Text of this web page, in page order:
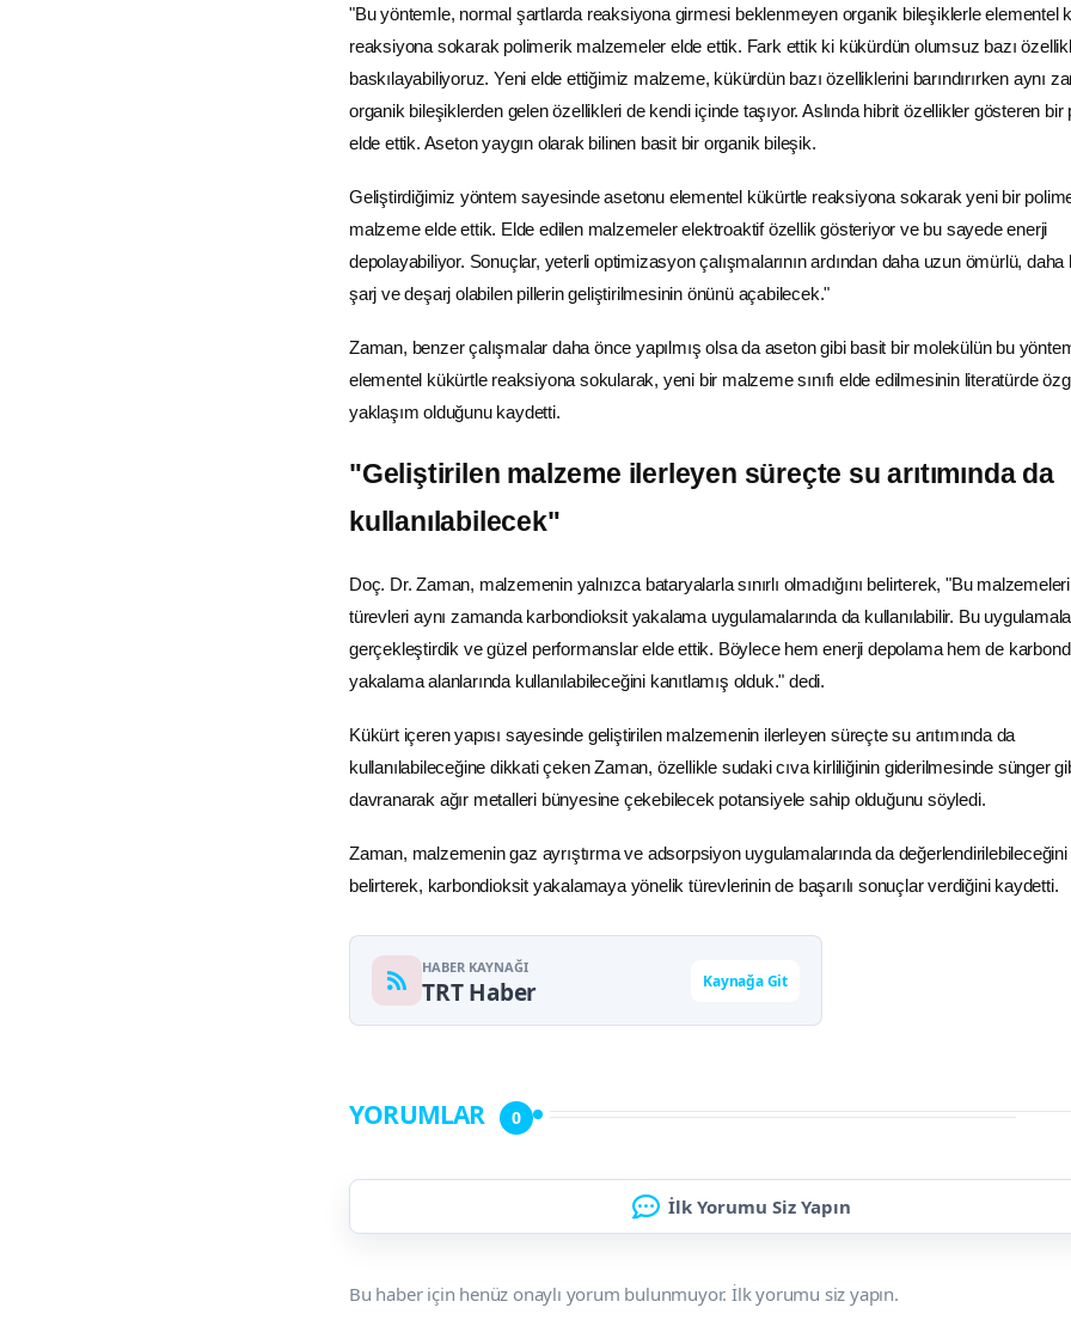
"Bu yöntemle, normal şartlarda reaksiyona girmesi beklenmeyen organik bileşiklerle elementel
reaksiyona sokarak polimerik malzemeler elde ettik. Fark ettik ki kükürdün olumsuz bazı
baskılayabiliyoruz. Yeni elde ettiğimiz malzeme, kükürdün bazı özelliklerini barındırırken aynı
organik bileşiklerden gelen özellikleri de kendi içinde taşıyor. Aslında hibrit özellikler gösteren bir
elde ettik. Aseton yaygın olarak bilinen basit bir organik bileşik.
Geliştirdiğimiz yöntem sayesinde asetonu elementel kükürtle reaksiyona sokarak yeni bir
malzeme elde ettik. Elde edilen malzemeler elektroaktif özellik gösteriyor ve bu sayede enerji
depolayabiliyor. Sonuçlar, yeterli optimizasyon çalışmalarının ardından daha uzun ömürlü, daha
şarj ve deşarj olabilen pillerin geliştirilmesinin önünü açabilecek."
Zaman, benzer çalışmalar daha önce yapılmış olsa da aseton gibi basit bir molekülün bu
elementel kükürtle reaksiyona sokularak, yeni bir malzeme sınıfı elde edilmesinin literatürde
yaklaşım olduğunu kaydetti.
"Geliştirilen malzeme ilerleyen süreçte su arıtımında da
kullanılabilecek"
Doç. Dr. Zaman, malzemenin yalnızca bataryalarla sınırlı olmadığını belirterek, "Bu
türevleri aynı zamanda karbondioksit yakalama uygulamalarında da kullanılabilir. Bu
gerçekleştirdik ve güzel performanslar elde ettik. Böylece hem enerji depolama hem de
yakalama alanlarında kullanılabileceğini kanıtlamış olduk." dedi.
Kükürt içeren yapısı sayesinde geliştirilen malzemenin ilerleyen süreçte su arıtımında da
kullanılabileceğine dikkati çeken Zaman, özellikle sudaki cıva kirliliğinin giderilmesinde sünger
davranarak ağır metalleri bünyesine çekebilecek potansiyele sahip olduğunu söyledi.
Zaman, malzemenin gaz ayrıştırma ve adsorpsiyon uygulamalarında da değerlendirilebileceğini
belirterek, karbondioksit yakalamaya yönelik türevlerinin de başarılı sonuçlar verdiğini kaydetti.
HABER KAYNAĞI
TRT Haber Kaynağa Git
YORUMLAR 0
İlk Yorumu Siz Yapın
Bu haber için henüz onaylı yorum bulunmuyor. İlk yorumu siz yapın.